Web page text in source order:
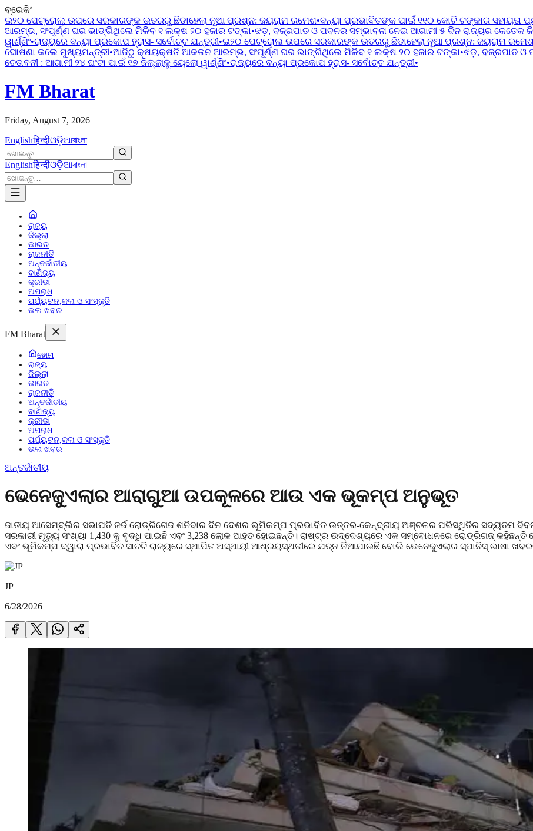
ବ୍ରେକିଂ
ଇ୨୦ ପେଟ୍ରୋଲ ଉପରେ ସରକାରଙ୍କ ଉତରରୁ ଛିଡାହେଲା ନୂଆ ପ୍ରଶ୍ନ: ଜୟରାମ ରମେଶ•ବନ୍ୟା ପ୍ରଭାବିତଙ୍କ ପାଇଁ ୧୧୦ କୋଟି ଟଙ୍କାର ସହାୟତା
ଆରମ୍ଭ, ସଂପୂର୍ଣ୍ଣ ଘର ଭାଙ୍ଗିଥିଲେ ମିଳିବ ୧ ଲକ୍ଷ ୨୦ ହଜାର ଟଙ୍କା•ଝଡ଼, ବଜ୍ରପାତ ଓ ପବନର ସମ୍ଭାବନା ନେଇ ଆଗାମୀ ୫ ଦିନ ରାଜ୍ୟର କେତେକ
ୱାର୍ଣ୍ଣିଂ•ରାଜ୍ୟରେ ବନ୍ୟା ପ୍ରକୋପ ହ୍ରାସ- ସର୍ବୋଚ୍ଚ ଯନ୍ତ୍ରୀ•ଇ୨୦ ପେଟ୍ରୋଲ ଉପରେ ସରକାରଙ୍କ ଉତରରୁ ଛିଡାହେଲା ନୂଆ ପ୍ରଶ୍ନ: ଜୟରାମ
ଘୋଷଣା କଲେ ମୁଖ୍ୟମନ୍ତ୍ରୀ•ଆଜିଠୁ କ୍ଷୟକ୍ଷତି ଆକଳନ ଆରମ୍ଭ, ସଂପୂର୍ଣ୍ଣ ଘର ଭାଙ୍ଗିଥିଲେ ମିଳିବ ୧ ଲକ୍ଷ ୨୦ ହଜାର ଟଙ୍କା•ଝଡ଼, ବଜ୍ରପାତ ଓ
ଚେତାବନୀ : ଆଗାମୀ ୨୪ ଘଂଟା ପାଇଁ ୧୭ ଜିଲ୍ଲାକୁ ୟେଲୋ ୱାର୍ଣ୍ଣିଂ•ରାଜ୍ୟରେ ବନ୍ୟା ପ୍ରକୋପ ହ୍ରାସ- ସର୍ବୋଚ୍ଚ ଯନ୍ତ୍ରୀ•
FM Bharat
Friday, August 7, 2026
Englishहिन्दीଓଡ଼ିଆবাংলা
Englishहिन्दीଓଡ଼ିଆবাংলা
ରାଜ୍ୟ
ଜିଲ୍ଲା
ଭାରତ
ରାଜନୀତି
ଅନ୍ତର୍ଜାତୀୟ
ବାଣିଜ୍ୟ
କ୍ରୀଡା
ଅପରାଧ
ପର୍ଯ୍ୟଟନ,କଳା ଓ ସଂସ୍କୃତି
ଭଲ ଖବର
FM Bharat
ହୋମ
ରାଜ୍ୟ
ଜିଲ୍ଲା
ଭାରତ
ରାଜନୀତି
ଅନ୍ତର୍ଜାତୀୟ
ବାଣିଜ୍ୟ
କ୍ରୀଡା
ଅପରାଧ
ପର୍ଯ୍ୟଟନ,କଳା ଓ ସଂସ୍କୃତି
ଭଲ ଖବର
ଅନ୍ତର୍ଜାତୀୟ
ଭେନେଜୁଏଲାର ଆରାଗୁଆ ଉପକୂଳରେ ଆଉ ଏକ ଭୂକମ୍ପ ଅନୁଭୂତ
ଜାତୀୟ ଆସେମ୍ବ୍ଲିର ସଭାପତି ଜର୍ଜ ରୋଡ୍ରିଗେଜ ଶନିବାର ଦିନ ଦେଶର ଭୂମିକମ୍ପ ପ୍ରଭାବିତ ଉତ୍ତର-କେନ୍ଦ୍ରୀୟ ଅଞ୍ଚଳର ପରିସ୍ଥିତିର ସଦ୍ୟତମ
ସରକାରୀ ମୃତ୍ୟୁ ସଂଖ୍ୟା 1,430 କୁ ବୃଦ୍ଧି ପାଇଛି ଏବଂ 3,238 ଲୋକ ଆହତ ହୋଇଛନ୍ତି। ରାଷ୍ଟ୍ର ଉଦ୍ଦେଶ୍ୟରେ ଏକ ସମ୍ବୋଧନରେ ରୋଡ୍ରିଗଜ୍ କହିଛନ୍ତି
ଏବଂ ଭୂମିକମ୍ପ ଦ୍ୱାରା ପ୍ରଭାବିତ ସାତଟି ରାଜ୍ୟରେ ସ୍ଥାପିତ ଅସ୍ଥାୟୀ ଆଶ୍ରୟସ୍ଥଳୀରେ ଯତ୍ନ ନିଆଯାଉଛି ବୋଲି ଭେନେଜୁଏଲାର ସ୍ପାନିସ୍ ଭାଷା
JP
6/28/2026